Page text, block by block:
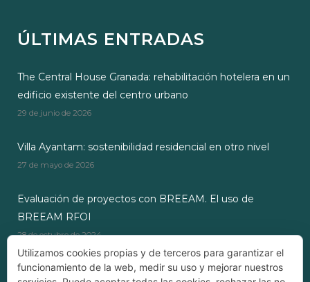
ÚLTIMAS ENTRADAS
The Central House Granada: rehabilitación hotelera en un
edificio existente del centro urbano
29 de junio de 2026
Villa Ayantam: sostenibilidad residencial en otro nivel
27 de mayo de 2026
Evaluación de proyectos con BREEAM. El uso de
BREEAM RFOI
28 de octubre de 2024
Utilizamos cookies propias y de terceros para garantizar el
funcionamiento de la web, medir su uso y mejorar nuestros